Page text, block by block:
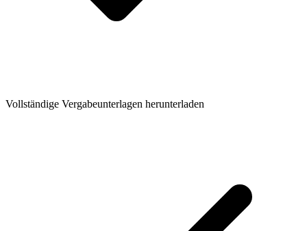
Vollständige Vergabeunterlagen herunterladen